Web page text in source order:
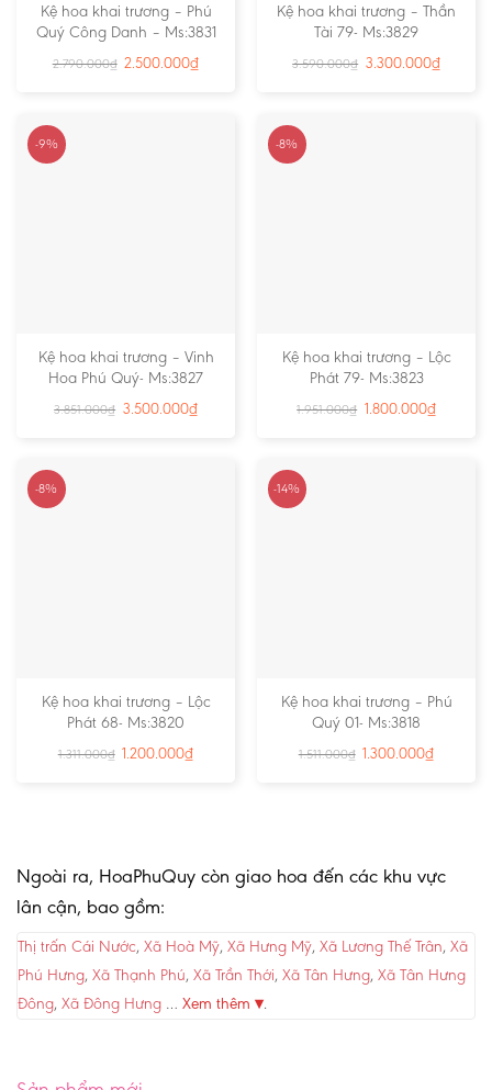
Kệ hoa khai trương – Phú
Quý Công Danh – Ms:3831
2.790.000₫ 2.500.000₫
Kệ hoa khai trương – Thần
Tài 79- Ms:3829
3.590.000₫ 3.300.000₫
-9%
Kệ hoa khai trương – Vinh
Hoa Phú Quý- Ms:3827
3.851.000₫ 3.500.000₫
-8%
Kệ hoa khai trương – Lộc
Phát 79- Ms:3823
1.951.000₫ 1.800.000₫
-8%
Kệ hoa khai trương – Lộc
Phát 68- Ms:3820
1.311.000₫ 1.200.000₫
-14%
Kệ hoa khai trương – Phú
Quý 01- Ms:3818
1.511.000₫ 1.300.000₫
Ngoài ra, HoaPhuQuy còn giao hoa đến các khu vực
lân cận, bao gồm:
Thị trấn Cái Nước, Xã Hoà Mỹ, Xã Hưng Mỹ, Xã Lương Thế Trân, Xã
Phú Hưng, Xã Thạnh Phú, Xã Trần Thới, Xã Tân Hưng, Xã Tân Hưng
Đông, Xã Đông Hưng … Xem thêm ▾.